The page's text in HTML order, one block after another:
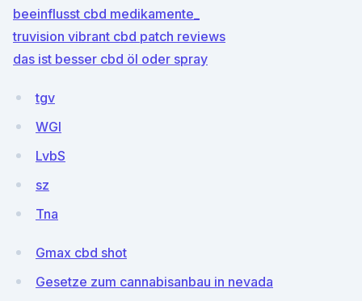
beeinflusst cbd medikamente_
truvision vibrant cbd patch reviews
das ist besser cbd öl oder spray
tgv
WGI
LvbS
sz
Tna
Gmax cbd shot
Gesetze zum cannabisanbau in nevada